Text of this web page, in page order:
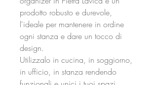
prodotto robusto e durevole,
l'ideale per mantenere in ordine
ogni stanza e dare un tocco di
design.
Utilizzalo in cucina, in soggiorno,
in ufficio, in stanza rendendo